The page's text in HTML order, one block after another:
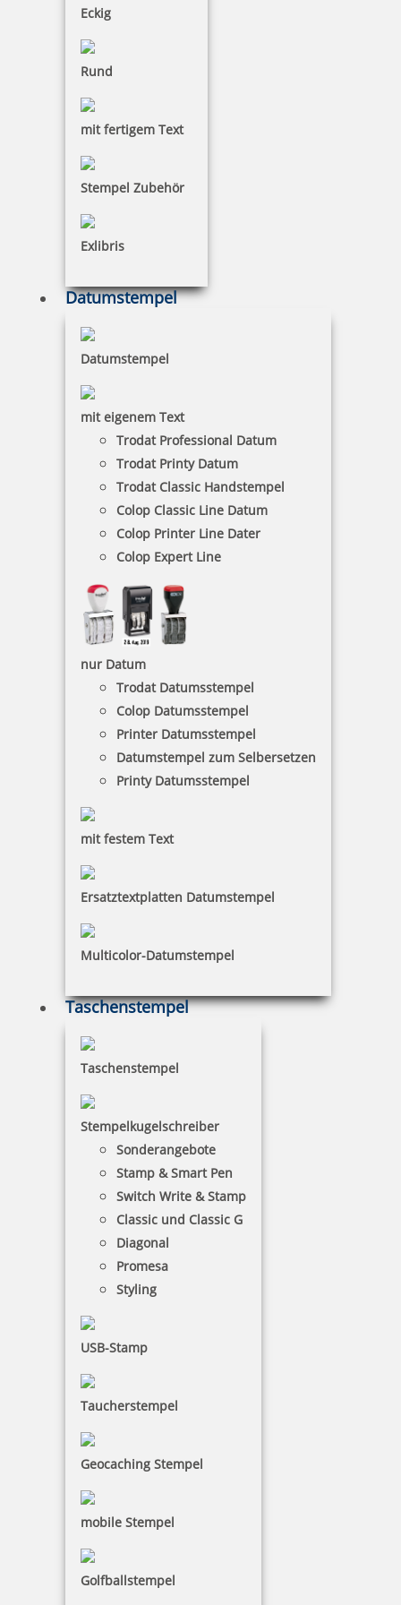
Eckig
Rund
mit fertigem Text
Stempel Zubehör
Exlibris
Datumstempel
Datumstempel
mit eigenem Text
Trodat Professional Datum
Trodat Printy Datum
Trodat Classic Handstempel
Colop Classic Line Datum
Colop Printer Line Dater
Colop Expert Line
nur Datum
Trodat Datumsstempel
Colop Datumsstempel
Printer Datumsstempel
Datumstempel zum Selbersetzen
Printy Datumsstempel
mit festem Text
Ersatztextplatten Datumstempel
Multicolor-Datumstempel
Taschenstempel
Taschenstempel
Stempelkugelschreiber
Sonderangebote
Stamp & Smart Pen
Switch Write & Stamp
Classic und Classic G
Diagonal
Promesa
Styling
USB-Stamp
Taucherstempel
Geocaching Stempel
mobile Stempel
Golfballstempel
Trodat Stempelkissen
Colop Stempelkissen
Spezial-Stempelkissen
201 Artikel in der Kategorie
Trodat 9051 Stempelkissen 90x50 mm
Trodat 9051M Stempelkissen Metalldeckel 90 x 50 mm
3,90 €
Trodat 9052 Stempelkissen 110x70 mm
inkl. 10 % Rabatt0,36 €